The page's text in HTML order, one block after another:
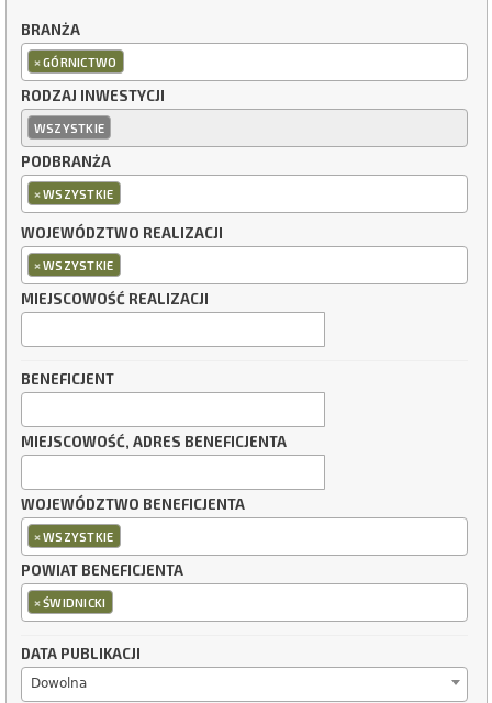
BRANŻA
×GÓRNICTWO
RODZAJ INWESTYCJI
WSZYSTKIE
PODBRANŻA
×WSZYSTKIE
WOJEWÓDZTWO REALIZACJI
×WSZYSTKIE
MIEJSCOWOŚĆ REALIZACJI
BENEFICJENT
MIEJSCOWOŚĆ, ADRES BENEFICJENTA
WOJEWÓDZTWO BENEFICJENTA
×WSZYSTKIE
POWIAT BENEFICJENTA
×ŚWIDNICKI
DATA PUBLIKACJI
Dowolna